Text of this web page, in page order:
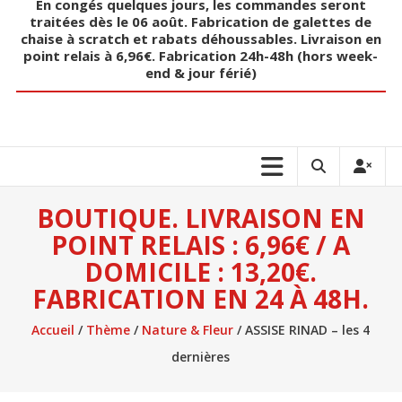
En congés quelques jours, les commandes seront
traitées dès le 06 août. Fabrication de galettes de
chaise à scratch et rabats déhoussables. Livraison en
point relais à 6,96€. Fabrication 24h-48h (hors week-
end & jour férié)
BOUTIQUE. LIVRAISON EN
POINT RELAIS : 6,96€ / A
DOMICILE : 13,20€.
FABRICATION EN 24 À 48H.
Accueil / Thème / Nature & Fleur / ASSISE RINAD – les 4
dernières